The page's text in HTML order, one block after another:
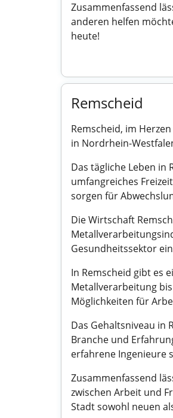
Zusammenfassend
anderen helfen
heute!
Remscheid
Remscheid, im
in Nordrhein-
Das tägliche Leben
umfangreiches
sorgen für
Die Wirtschaft
Gesundheitssektor
In Remscheid gibt es
Metallverarbeitung
Möglichkeiten für
Das Gehaltsniveau in
Branche und
erfahrene Ingenieure
Zusammenfassend
zwischen Arbeit und
Stadt sowohl neuen